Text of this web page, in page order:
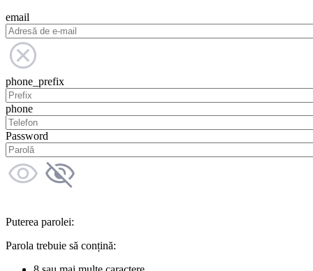
email
phone_prefix
phone
Password
Puterea parolei:
Parola trebuie să conțină: